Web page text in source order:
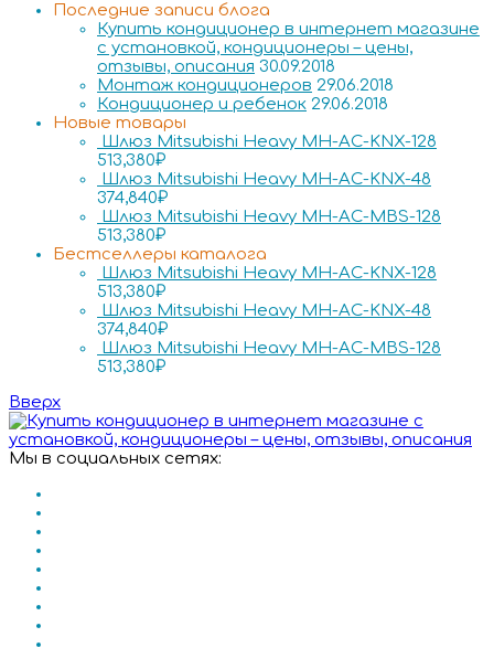
Последние записи блога
Купить кондиционер в интернет магазине
с установкой, кондиционеры – цены,
отзывы, описания 30.09.2018
Монтаж кондиционеров 29.06.2018
Кондиционер и ребенок 29.06.2018
Новые товары
Шлюз Mitsubishi Heavy MH-AC-KNX-128
513,380₽
Шлюз Mitsubishi Heavy MH-AC-KNX-48
374,840₽
Шлюз Mitsubishi Heavy MH-AC-MBS-128
513,380₽
Бестселлеры каталога
Шлюз Mitsubishi Heavy MH-AC-KNX-128
513,380₽
Шлюз Mitsubishi Heavy MH-AC-KNX-48
374,840₽
Шлюз Mitsubishi Heavy MH-AC-MBS-128
513,380₽
Вверх
Мы в социальных сетях: